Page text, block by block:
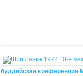
буддийская конференция